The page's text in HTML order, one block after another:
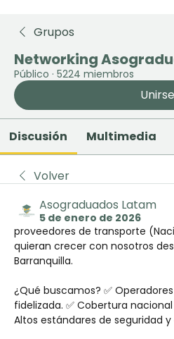
Grupos
Networking
Público · 5224 miembros
Unirse
Discusión Multimedia
Volver
Asograduados Latam
5 de enero de 2026
proveedores de transporte
quieran crecer con nosotros
Barranquilla.
¿Qué buscamos? ✅
fidelizada. ✅ Cobertura
Altos estándares de seguridad